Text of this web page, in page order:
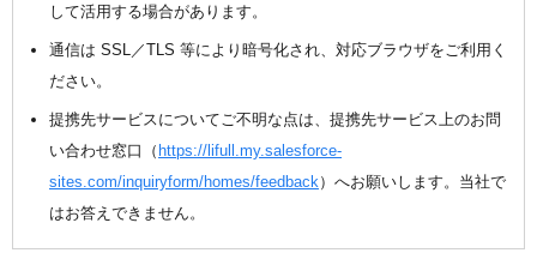
して活用する場合があります。
通信は SSL／TLS 等により暗号化され、対応ブラウザをご利用く
ださい。
提携先サービスについてご不明な点は、提携先サービス上のお問
い合わせ窓口（ https://lifull.my.salesforce-
sites.com/inquiryform/homes/feedback ）へお願いします。当社で
はお答えできません。